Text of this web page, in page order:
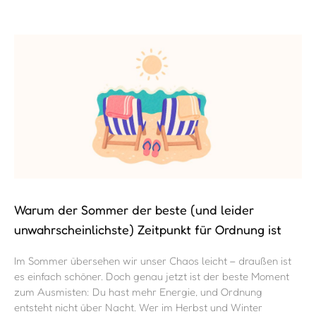
Warum der Sommer der beste (und leider
unwahrscheinlichste) Zeitpunkt für Ordnung ist
Im Sommer übersehen wir unser Chaos leicht – draußen ist
es einfach schöner. Doch genau jetzt ist der beste Moment
zum Ausmisten: Du hast mehr Energie, und Ordnung
entsteht nicht über Nacht. Wer im Herbst und Winter